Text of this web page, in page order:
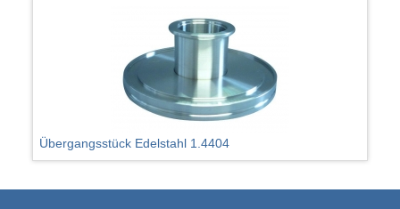
Übergangsstück Edelstahl 1.4404